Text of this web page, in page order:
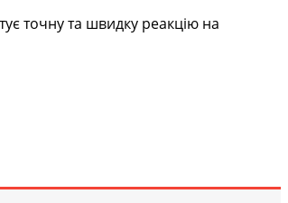
точну та швидку реакцію на